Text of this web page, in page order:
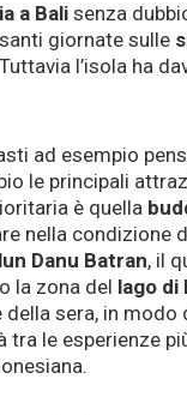
a Balisenza
giornate sulle
l’isola ha
ad esempio
le principali
è quella
nella condizione
Danu Batran, il
la zona del lago di
sera, in modo
tra le esperienze